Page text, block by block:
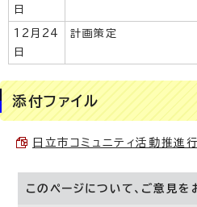
日
12月24
日
計画策定
添付ファイル
日立市コミュニティ活動推
このページについて、ご意見を